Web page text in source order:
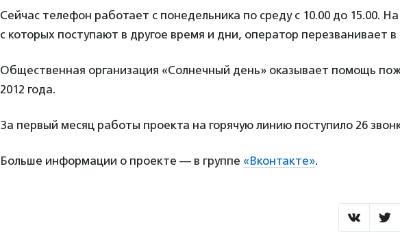
Сейчас телефон работает с понедельника по среду с 10.00 до 15.00.
с которых поступают в другое время и дни, оператор перезванивает
Общественная организация «Солнечный день» оказывает помощь
2012 года.
За первый месяц работы проекта на горячую линию поступило 26
Больше информации о проекте — в группе «Вконтакте».